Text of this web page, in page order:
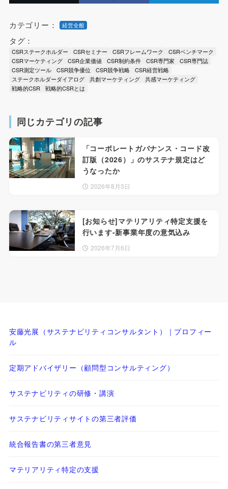
カテゴリー： 経営全般
タグ：
CSRステークホルダー CSRセミナー CSRフレームワーク
CSRベンチマーク
CSRマーケティング
CSR企業価値 CSR制約条件 CSR専門家
CSR専門誌
CSR測定ツール
CSR競争優位 CSR競争戦略
CSR経営戦略
ステークホルダーダイアログ
共創マーケティング
共感マーケティング
戦略的CSR
戦略的CSRとは
同じカテゴリの記事
「コーポレートガバナンス・コード改
訂版（2026）」のサステナ規定はど
うなったか
2026年8月3日
[お知らせ]マテリアリティ特定支援を
行います-新事業年度の意気込み
2026年7月6日
安藤光展（サステナビリティコンサルタント）｜プロフィー
ル
定期アドバイザリー（顧問型コンサルティング）
サステナビリティの研修・講演
サステナビリティサイトの第三者評価
統合報告書の第三者意見
マテリアリティ特定の支援